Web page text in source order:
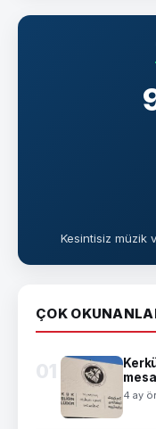
Kesintisiz müzik
ÇOK
01
4 ay